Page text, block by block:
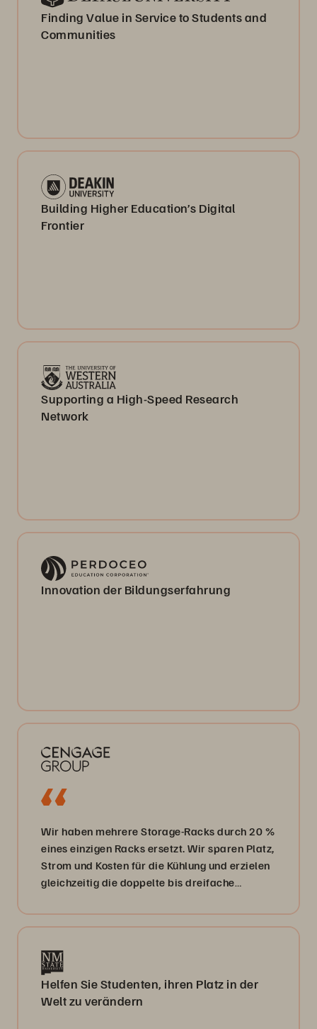
Finding Value in Service to Students and
Communities
Building Higher Education’s Digital
Frontier
Supporting a High-Speed Research
Network
Innovation der Bildungserfahrung
Wir haben mehrere Storage-Racks durch 20 %
eines einzigen Racks ersetzt. Wir sparen Platz,
Strom und Kosten für die Kühlung und erzielen
gleichzeitig die doppelte bis dreifache
Systems.“
Helfen Sie Studenten, ihren Platz in der
Welt zu verändern